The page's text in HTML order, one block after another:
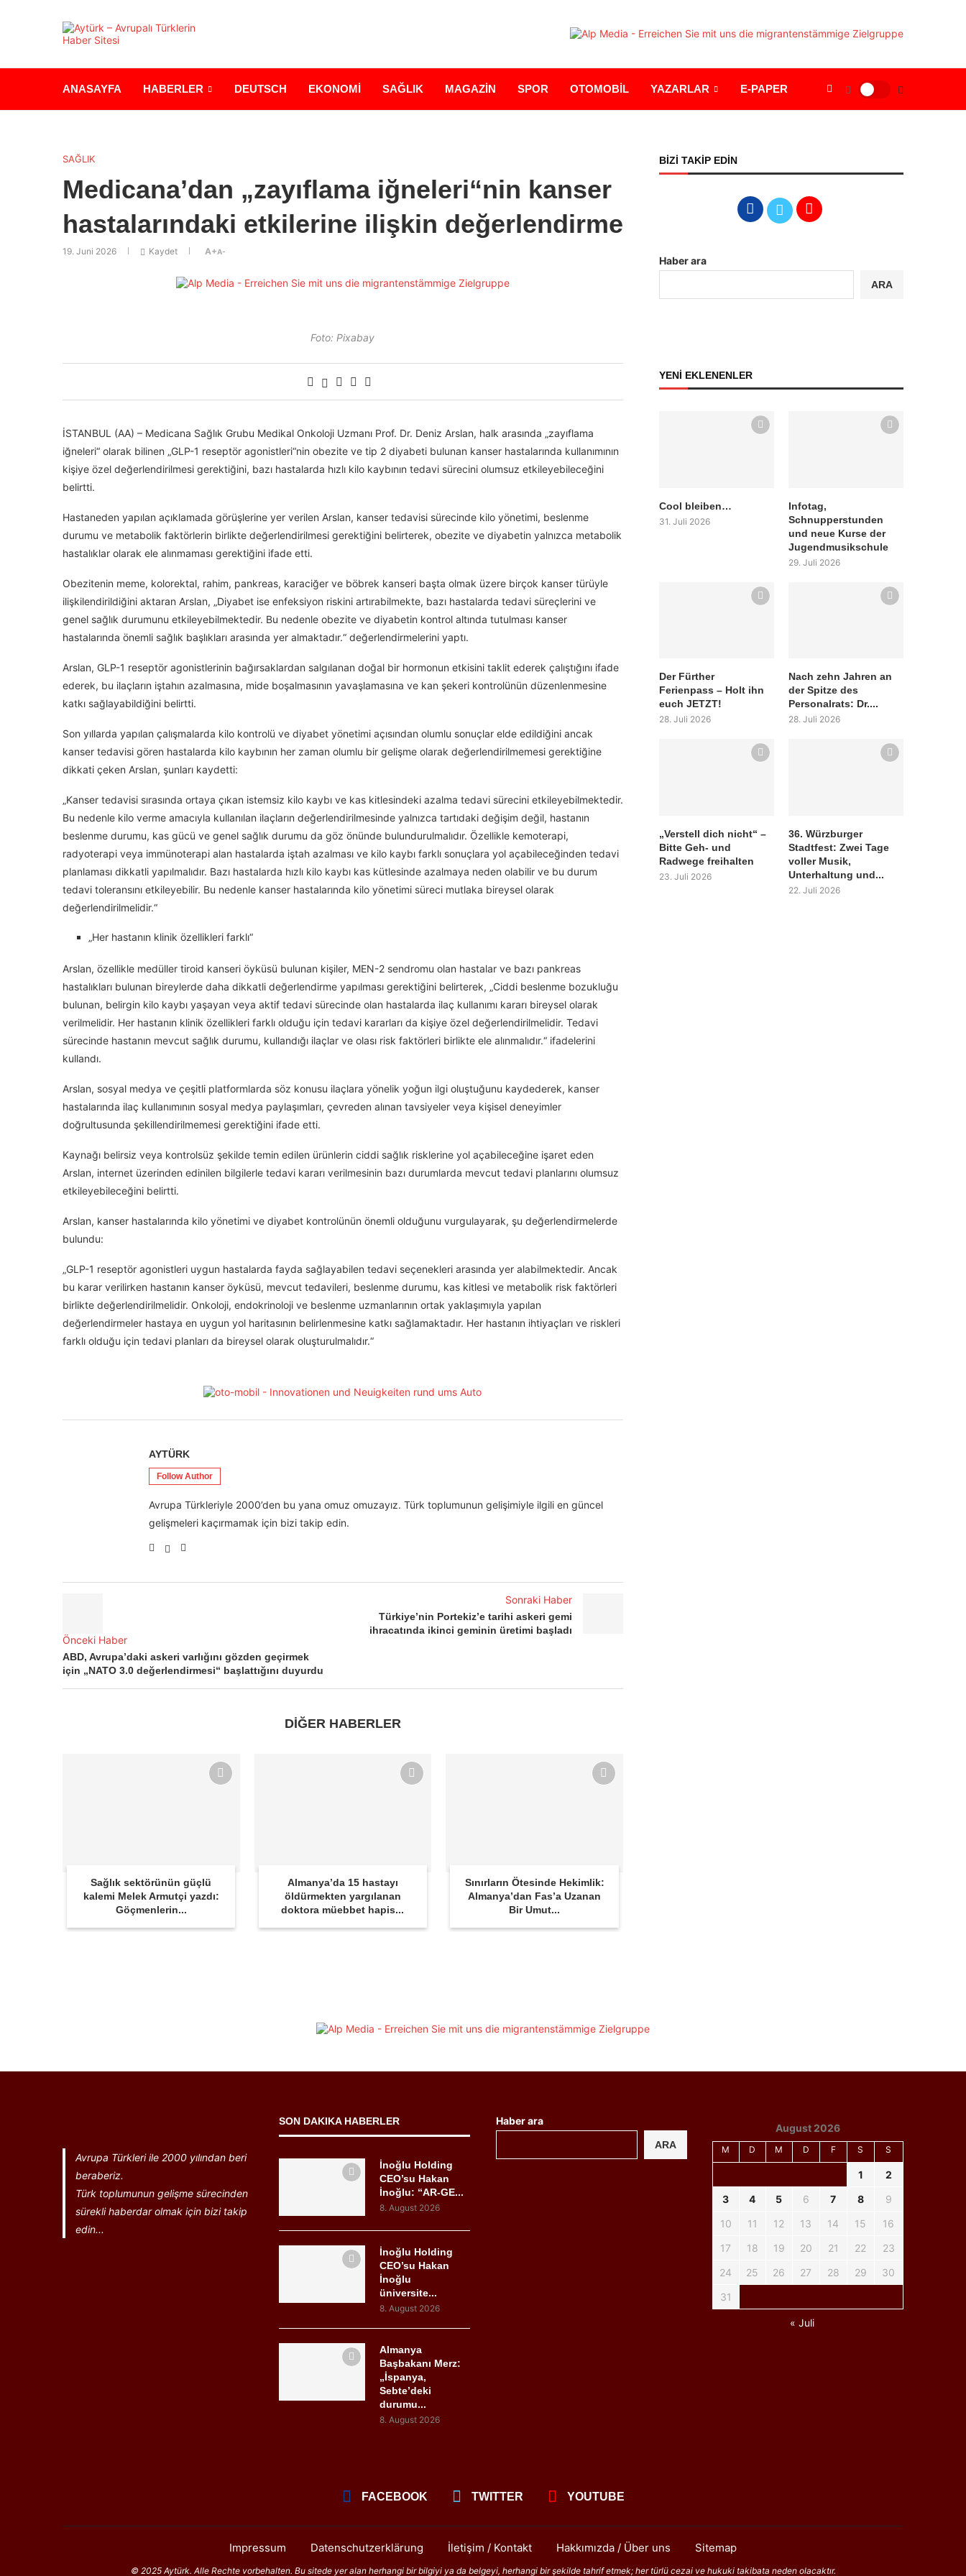
ANASAYFA HABERLER DEUTSCH EKONOMİ SAĞLIK MAGAZİN SPOR OTOMOBİL YAZARLAR E-PAPER
SAĞLIK
Medicana’dan „zayıflama iğneleri“nin kanser
hastalarındaki etkilerine ilişkin değerlendirme
19. Juni 2026 Kaydet A+A-
Foto: Pixabay
İSTANBUL (AA) – Medicana Sağlık Grubu Medikal Onkoloji Uzmanı Prof. Dr. Deniz Arslan, halk arasında „zayıflama
iğneleri“ olarak bilinen „GLP-1 reseptör agonistleri“nin obezite ve tip 2 diyabeti bulunan kanser hastalarında kullanımının
kişiye özel değerlendirilmesi gerektiğini, bazı hastalarda hızlı kilo kaybının tedavi sürecini olumsuz etkileyebileceğini
belirtti.
Hastaneden yapılan açıklamada görüşlerine yer verilen Arslan, kanser tedavisi sürecinde kilo yönetimi, beslenme
durumu ve metabolik faktörlerin birlikte değerlendirilmesi gerektiğini belirterek, obezite ve diyabetin yalnızca metabolik
hastalıklar olarak ele alınmaması gerektiğini ifade etti.
Obezitenin meme, kolorektal, rahim, pankreas, karaciğer ve böbrek kanseri başta olmak üzere birçok kanser türüyle
ilişkilendirildiğini aktaran Arslan, „Diyabet ise enfeksiyon riskini artırabilmekte, bazı hastalarda tedavi süreçlerini ve
genel sağlık durumunu etkileyebilmektedir. Bu nedenle obezite ve diyabetin kontrol altında tutulması kanser
hastalarında önemli sağlık başlıkları arasında yer almaktadır.“ değerlendirmelerini yaptı.
Arslan, GLP-1 reseptör agonistlerinin bağırsaklardan salgılanan doğal bir hormonun etkisini taklit ederek çalıştığını ifade
ederek, bu ilaçların iştahın azalmasına, mide boşalmasının yavaşlamasına ve kan şekeri kontrolünün düzenlenmesine
katkı sağlayabildiğini belirtti.
Son yıllarda yapılan çalışmalarda kilo kontrolü ve diyabet yönetimi açısından olumlu sonuçlar elde edildiğini ancak
kanser tedavisi gören hastalarda kilo kaybının her zaman olumlu bir gelişme olarak değerlendirilmemesi gerektiğine
dikkati çeken Arslan, şunları kaydetti:
„Kanser tedavisi sırasında ortaya çıkan istemsiz kilo kaybı ve kas kitlesindeki azalma tedavi sürecini etkileyebilmektedir.
Bu nedenle kilo verme amacıyla kullanılan ilaçların değerlendirilmesinde yalnızca tartıdaki değişim değil, hastanın
beslenme durumu, kas gücü ve genel sağlık durumu da göz önünde bulundurulmalıdır. Özellikle kemoterapi,
radyoterapi veya immünoterapi alan hastalarda iştah azalması ve kilo kaybı farklı sonuçlara yol açabileceğinden tedavi
planlaması dikkatli yapılmalıdır. Bazı hastalarda hızlı kilo kaybı kas kütlesinde azalmaya neden olabilir ve bu durum
tedavi toleransını etkileyebilir. Bu nedenle kanser hastalarında kilo yönetimi süreci mutlaka bireysel olarak
değerlendirilmelidir.“
„Her hastanın klinik özellikleri farklı“
Arslan, özellikle medüller tiroid kanseri öyküsü bulunan kişiler, MEN-2 sendromu olan hastalar ve bazı pankreas
hastalıkları bulunan bireylerde daha dikkatli değerlendirme yapılması gerektiğini belirterek, „Ciddi beslenme bozukluğu
bulunan, belirgin kilo kaybı yaşayan veya aktif tedavi sürecinde olan hastalarda ilaç kullanımı kararı bireysel olarak
verilmelidir. Her hastanın klinik özellikleri farklı olduğu için tedavi kararları da kişiye özel değerlendirilmelidir. Tedavi
sürecinde hastanın mevcut sağlık durumu, kullandığı ilaçlar ve olası risk faktörleri birlikte ele alınmalıdır.“ ifadelerini
kullandı.
Arslan, sosyal medya ve çeşitli platformlarda söz konusu ilaçlara yönelik yoğun ilgi oluştuğunu kaydederek, kanser
hastalarında ilaç kullanımının sosyal medya paylaşımları, çevreden alınan tavsiyeler veya kişisel deneyimler
doğrultusunda şekillendirilmemesi gerektiğini ifade etti.
Kaynağı belirsiz veya kontrolsüz şekilde temin edilen ürünlerin ciddi sağlık risklerine yol açabileceğine işaret eden
Arslan, internet üzerinden edinilen bilgilerle tedavi kararı verilmesinin bazı durumlarda mevcut tedavi planlarını olumsuz
etkileyebileceğini belirtti.
Arslan, kanser hastalarında kilo yönetimi ve diyabet kontrolünün önemli olduğunu vurgulayarak, şu değerlendirmelerde
bulundu:
„GLP-1 reseptör agonistleri uygun hastalarda fayda sağlayabilen tedavi seçenekleri arasında yer alabilmektedir. Ancak
bu karar verilirken hastanın kanser öyküsü, mevcut tedavileri, beslenme durumu, kas kitlesi ve metabolik risk faktörleri
birlikte değerlendirilmelidir. Onkoloji, endokrinoloji ve beslenme uzmanlarının ortak yaklaşımıyla yapılan
değerlendirmeler hastaya en uygun yol haritasının belirlenmesine katkı sağlamaktadır. Her hastanın ihtiyaçları ve riskleri
farklı olduğu için tedavi planları da bireysel olarak oluşturulmalıdır.“
AYTÜRK
Follow Author
Avrupa Türkleriyle 2000’den bu yana omuz omuzayız. Türk toplumunun gelişimiyle ilgili en güncel
gelişmeleri kaçırmamak için bizi takip edin.
Önceki Haber
ABD, Avrupa’daki askeri varlığını gözden geçirmek
için „NATO 3.0 değerlendirmesi“ başlattığını duyurdu
Sonraki Haber
Türkiye’nin Portekiz’e tarihi askeri gemi
ihracatında ikinci geminin üretimi başladı
DİĞER HABERLER
Sağlık sektörünün güçlü
kalemi Melek Armutçi yazdı:
Göçmenlerin...
Almanya’da 15 hastayı
öldürmekten yargılanan
doktora müebbet hapis...
Sınırların Ötesinde Hekimlik:
Almanya’dan Fas’a Uzanan
Bir Umut...
BİZİ TAKİP EDİN
Haber ara
ARA
YENİ EKLENENLER
Cool bleiben…
31. Juli 2026
Infotag,
Schnupperstunden
und neue Kurse der
Jugendmusikschule
29. Juli 2026
Der Fürther
Ferienpass – Holt ihn
euch JETZT!
28. Juli 2026
Nach zehn Jahren an
der Spitze des
Personalrats: Dr....
28. Juli 2026
„Verstell dich nicht“ –
Bitte Geh- und
Radwege freihalten
23. Juli 2026
36. Würzburger
Stadtfest: Zwei Tage
voller Musik,
Unterhaltung und...
22. Juli 2026
Avrupa Türkleri ile 2000 yılından beri
beraberiz.
Türk toplumunun gelişme sürecinden
sürekli haberdar olmak için bizi takip
edin...
SON DAKIKA HABERLER
İnoğlu Holding
CEO’su Hakan
İnoğlu: “AR-GE...
8. August 2026
İnoğlu Holding
CEO’su Hakan
İnoğlu
üniversite...
8. August 2026
Almanya
Başbakanı Merz:
„İspanya,
Sebte’deki
durumu...
8. August 2026
Haber ara
ARA
August 2026
M D M D F S S
1
2
3
4 5 6 7 8
9
10
11 12 13 14 15
16
17
18 19 20 21 22
23
24
25 26 27 28 29
30
31
« Juli
FACEBOOK TWITTER YOUTUBE
Impressum Datenschutzerklärung İletişim / Kontakt Hakkımızda / Über uns Sitemap
© 2025 Aytürk. Alle Rechte vorbehalten. Bu sitede yer alan herhangi bir bilgiyi ya da belgeyi, herhangi bir şekilde tahrif etmek; her türlü cezai ve hukuki takibata neden olacaktır.